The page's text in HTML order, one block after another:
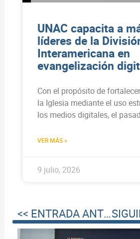
UNAC capacita a
líderes de la
Interamericana en
evangelización
Con el propósito de
la Iglesia mediante el uso
los medios digitales, el
VER MÁS »
9 julio, 2026
<< ENTRADA ANTERIOR